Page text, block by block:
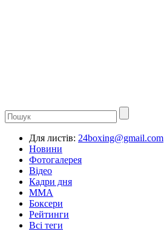
Для листів: 24boxing@gmail.com
Новини
Фотогалерея
Відео
Кадри дня
ММА
Боксери
Рейтинги
Всі теги